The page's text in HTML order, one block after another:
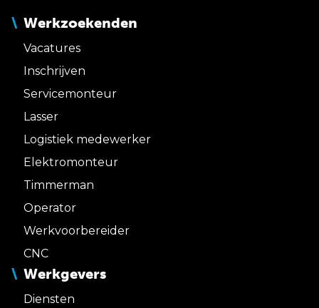
Werkzoekenden
Vacatures
Inschrijven
Servicemonteur
Lasser
Logistiek medewerker
Elektromonteur
Timmerman
Operator
Werkvoorbereider
CNC
Werkgevers
Diensten